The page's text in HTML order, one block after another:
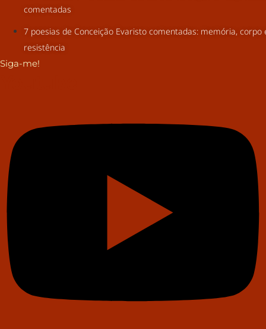
comentadas
7 poesias de Conceição Evaristo comentadas: memória, corpo
resistência
Siga-me!